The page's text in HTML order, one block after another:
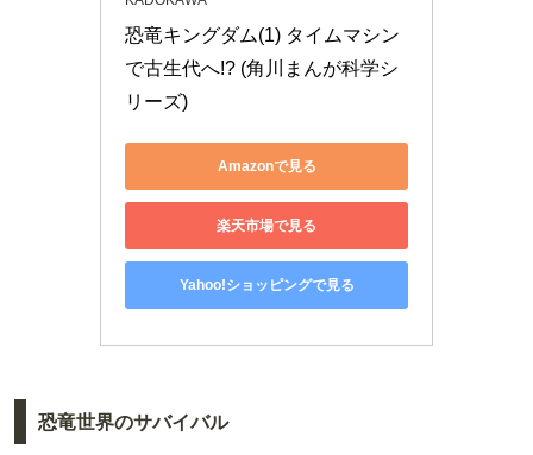
恐竜キングダム(1) タイムマシン
で古生代へ!? (角川まんが科学シ
リーズ)
Amazonで見る
楽天市場で見る
Yahoo!ショッピングで見る
恐竜世界のサバイバル